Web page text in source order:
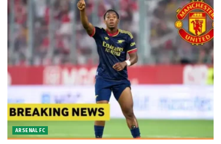
ARSENAL FC